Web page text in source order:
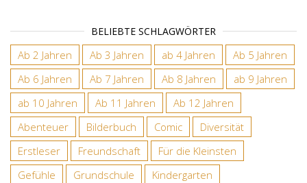
BELIEBTE SCHLAGWÖRTER
Ab 2 Jahren Ab 3 Jahren ab 4 Jahren
Ab 5 Jahren
Ab 6 Jahren
Ab 7 Jahren Ab 8 Jahren
ab 9 Jahren
ab 10 Jahren
Ab 11 Jahren
Ab 12 Jahren
Abenteuer
Bilderbuch Comic
Diversität
Erstleser
Freundschaft
Für die Kleinsten
Gefühle
Grundschule
Kindergarten